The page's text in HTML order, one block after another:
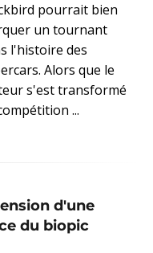
pourrait bien
un tournant
l'histoire des
Alors que le
s'est transformé
...
d'une
du biopic